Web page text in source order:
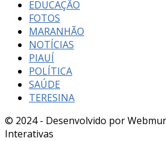
EDUCAÇÃO
FOTOS
MARANHÃO
NOTÍCIAS
PIAUÍ
POLÍTICA
SAÚDE
TERESINA
© 2024 - Desenvolvido por
Interativas